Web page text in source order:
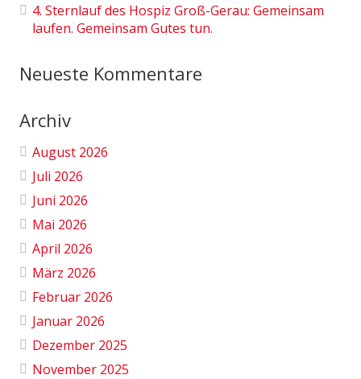
4. Sternlauf des Hospiz Groß-Gerau: Gemeinsam
laufen. Gemeinsam Gutes tun.
Neueste Kommentare
Archiv
August 2026
Juli 2026
Juni 2026
Mai 2026
April 2026
März 2026
Februar 2026
Januar 2026
Dezember 2025
November 2025